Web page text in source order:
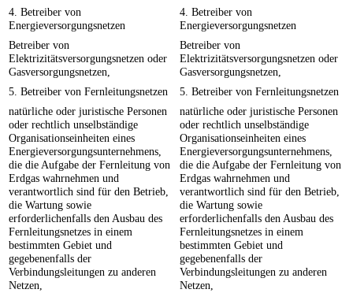
4. Betreiber von
Energieversorgungsnetzen
4. Betreiber von
Energieversorgungsnetzen
Betreiber von
Elektrizitätsversorgungsnetzen oder
Gasversorgungsnetzen,
Betreiber von
Elektrizitätsversorgungsnetzen oder
Gasversorgungsnetzen,
5. Betreiber von Fernleitungsnetzen
5. Betreiber von Fernleitungsnetzen
natürliche oder juristische Personen
oder rechtlich unselbständige
Organisationseinheiten eines
Energieversorgungsunternehmens,
die die Aufgabe der Fernleitung von
Erdgas wahrnehmen und
verantwortlich sind für den Betrieb,
die Wartung sowie
erforderlichenfalls den Ausbau des
Fernleitungsnetzes in einem
bestimmten Gebiet und
gegebenenfalls der
Verbindungsleitungen zu anderen
Netzen,
natürliche oder juristische Personen
oder rechtlich unselbständige
Organisationseinheiten eines
Energieversorgungsunternehmens,
die die Aufgabe der Fernleitung von
Erdgas wahrnehmen und
verantwortlich sind für den Betrieb,
die Wartung sowie
erforderlichenfalls den Ausbau des
Fernleitungsnetzes in einem
bestimmten Gebiet und
gegebenenfalls der
Verbindungsleitungen zu anderen
Netzen,